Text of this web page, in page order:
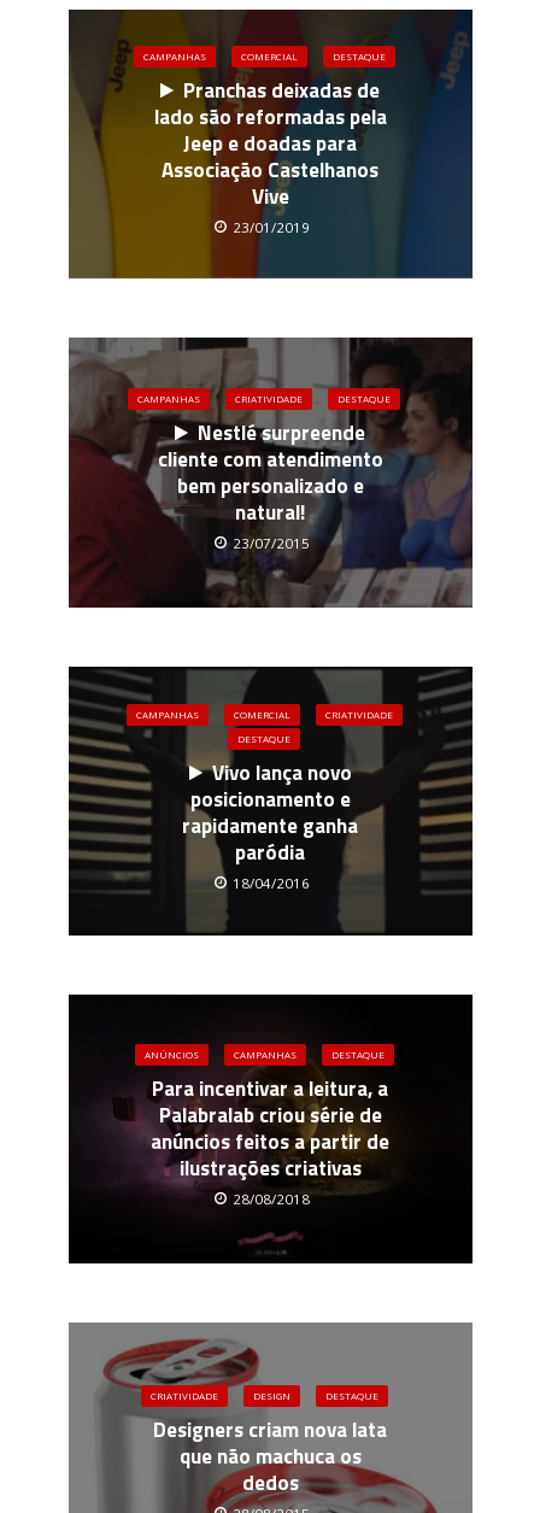
CAMPANHAS COMERCIAL DESTAQUE
Pranchas deixadas de
lado são reformadas pela
Jeep e doadas para
Associação Castelhanos
Vive
23/01/2019
CAMPANHAS CRIATIVIDADE DESTAQUE
Nestlé surpreende
cliente com atendimento
bem personalizado e
natural!
23/07/2015
CAMPANHAS COMERCIAL
CRIATIVIDADE
DESTAQUE
Vivo lança novo
posicionamento e
rapidamente ganha
paródia
18/04/2016
ANÚNCIOS CAMPANHAS DESTAQUE
Para incentivar a leitura, a
Palabralab criou série de
anúncios feitos a partir de
ilustrações criativas
28/08/2018
CRIATIVIDADE DESIGN DESTAQUE
Designers criam nova lata
que não machuca os
dedos